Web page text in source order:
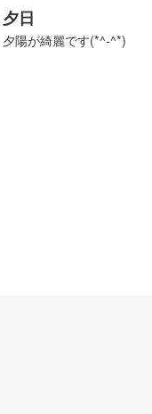
夕日
夕陽が綺麗です(*^-^*)